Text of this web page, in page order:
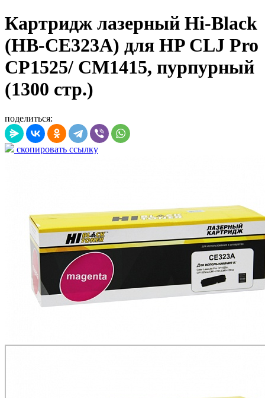
Картридж лазерный Hi-Black
(HB-CE323A) для HP CLJ Pro
CP1525/ CM1415, пурпурный
(1300 стр.)
поделиться:
скопировать ссылку